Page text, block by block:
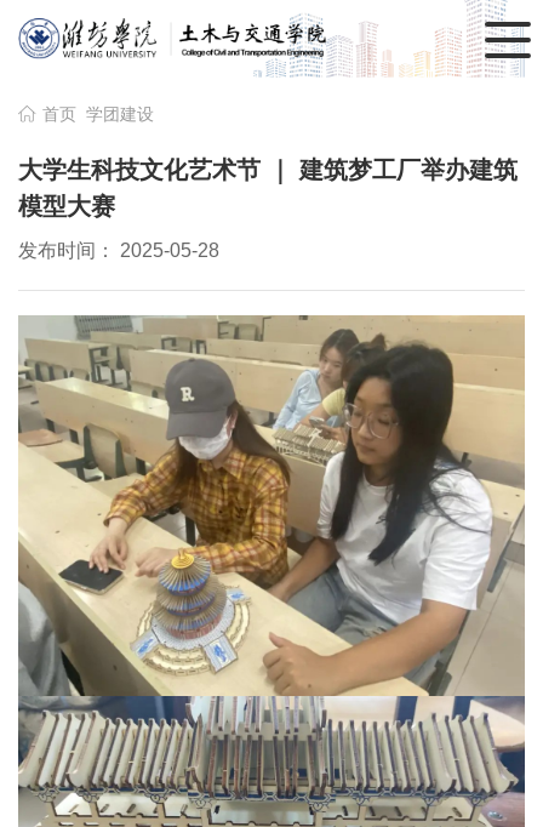
首页 学团建设
大学生科技文化艺术节 ｜ 建筑梦工厂举办建筑
模型大赛
发布时间： 2025-05-28